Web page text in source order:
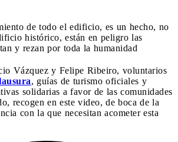
de todo el edificio, es un hecho, no
histórico, están en peligro las
y rezan por toda la humanidad
Vázquez y Felipe Ribeiro, voluntarios
, guías de turismo oficiales y
solidarias a favor de las comunidades
recogen en este video, de boca de la
con la que necesitan acometer esta